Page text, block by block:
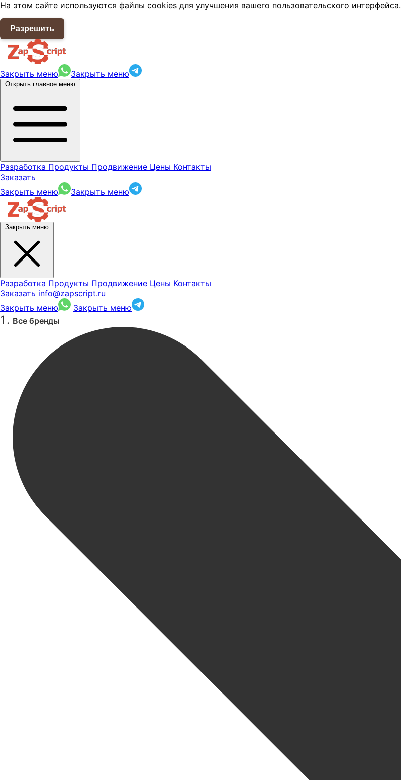
На этом сайте используются файлы cookies для улучшения вашего пользовательского интерфейса.
Разрешить
Закрыть меню Закрыть меню
Открыть главное меню
Разработка Продукты Продвижение Цены Контакты
Заказать
Закрыть меню
Закрыть меню
Закрыть меню
Разработка Продукты Продвижение Цены Контакты
Заказать info@zapscript.ru
Закрыть меню
Закрыть меню
Все бренды